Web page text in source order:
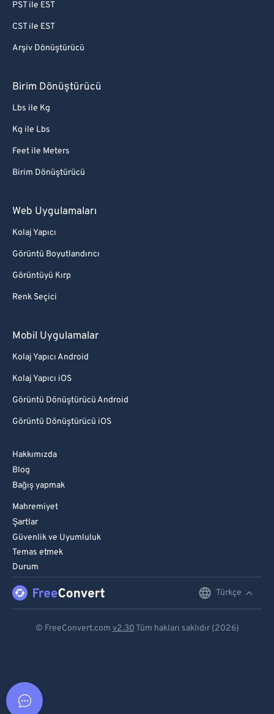
PST ile EST
CST ile EST
Arşiv Dönüştürücü
Birim Dönüştürücü
Lbs ile Kg
Kg ile Lbs
Feet ile Meters
Birim Dönüştürücü
Web Uygulamaları
Kolaj Yapıcı
Görüntü Boyutlandırıcı
Görüntüyü Kırp
Renk Seçici
Mobil Uygulamalar
Kolaj Yapıcı Android
Kolaj Yapıcı iOS
Görüntü Dönüştürücü Android
Görüntü Dönüştürücü iOS
Hakkımızda
Blog
Bağış yapmak
Mahremiyet
Şartlar
Güvenlik ve Uyumluluk
Temas etmek
Durum
Türkçe
© FreeConvert.com v2.30 Tüm hakları saklıdır (2026)